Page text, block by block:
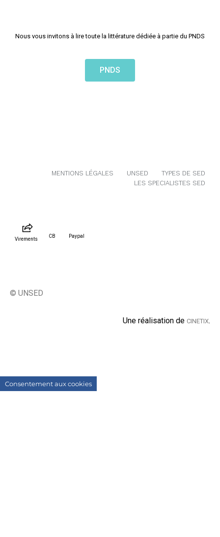
Nous vous invitons à lire toute la littérature dédiée à partie du PNDS
PNDS
MENTIONS LÉGALES UNSED
TYPES DE SED
LES SPECIALISTES SED
Virements
CB Paypal
© UNSED
Une réalisation de CINETIX.
Consentement aux cookies